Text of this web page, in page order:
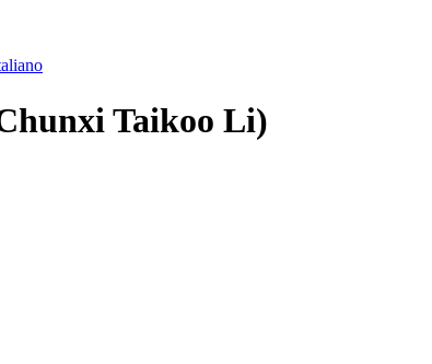
Taikoo Li)